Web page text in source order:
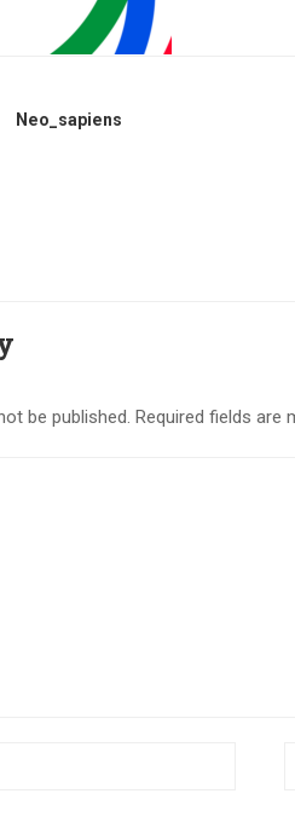
Neo_sapiens
be published. Required fields are